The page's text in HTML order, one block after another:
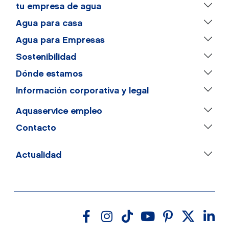
tu empresa de agua
Agua para casa
Agua para Empresas
Sostenibilidad
Dónde estamos
Información corporativa y legal
Aquaservice empleo
Contacto
Actualidad